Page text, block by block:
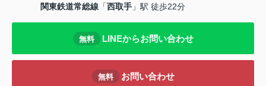
関東鉄道常総線 「西取手 」駅 徒歩22分
無料 LINEからお問い合わせ
無料 お問い合わせ